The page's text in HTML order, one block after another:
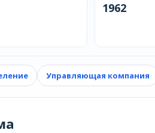
1962
Управляющая компания